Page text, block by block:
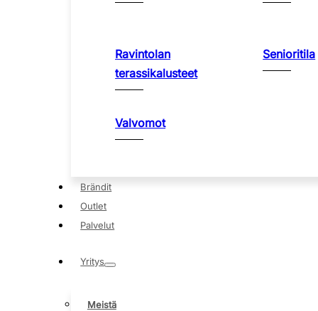
Ravintolan
terassikalusteet
Senioritila
Valvomot
Brändit
Outlet
Palvelut
Yritys
Meistä